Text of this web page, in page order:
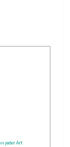
jeder Art